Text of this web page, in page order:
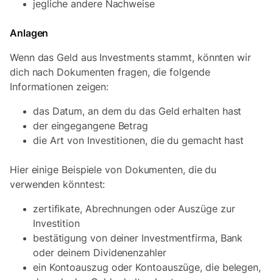
jegliche andere Nachweise
Anlagen
Wenn das Geld aus Investments stammt, könnten wir
dich nach Dokumenten fragen, die folgende
Informationen zeigen:
das Datum, an dem du das Geld erhalten hast
der eingegangene Betrag
die Art von Investitionen, die du gemacht hast
Hier einige Beispiele von Dokumenten, die du
verwenden könntest:
zertifikate, Abrechnungen oder Auszüge zur
Investition
bestätigung von deiner Investmentfirma, Bank
oder deinem Dividenenzahler
ein Kontoauszug oder Kontoauszüge, die belegen,